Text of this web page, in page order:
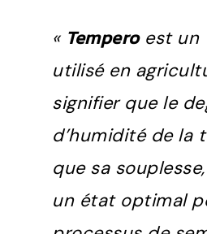
« Temperoest un
utilisé en
signifier que le
d’humidité de la
que sa
un état optimal